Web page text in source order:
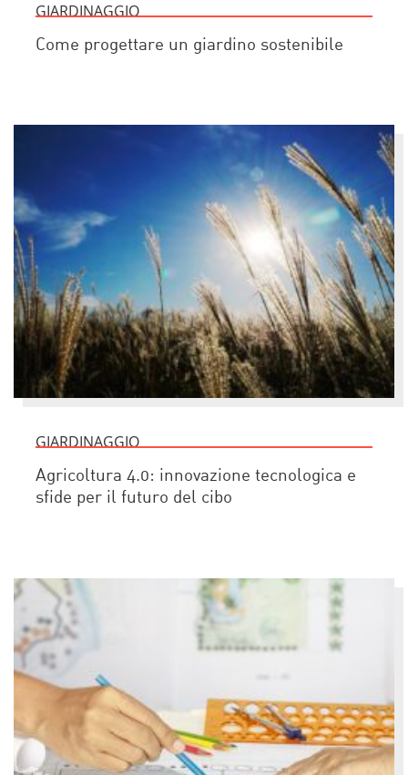
GIARDINAGGIO
Come progettare un giardino sostenibile
GIARDINAGGIO
Agricoltura 4.0: innovazione tecnologica e
sfide per il futuro del cibo